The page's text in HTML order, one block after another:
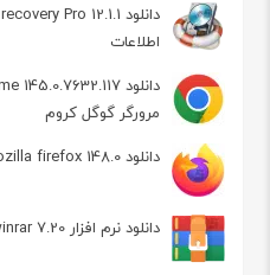
اطلاعات
مرورگر گوگل کروم
دانلود mozilla firefox 148.0 مرورگر موزیلا فایرفاکس
دانلود نرم افزار winrar 7.20 وین رار